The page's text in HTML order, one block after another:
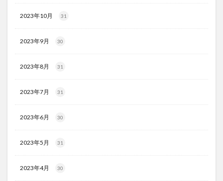
2023年10月 31
2023年9月 30
2023年8月 31
2023年7月 31
2023年6月 30
2023年5月 31
2023年4月 30